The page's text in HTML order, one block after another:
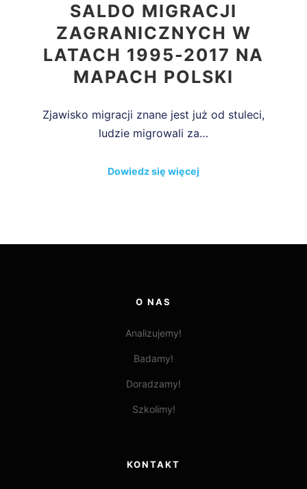
SALDO MIGRACJI
ZAGRANICZNYCH W
LATACH 1995-2017 NA
MAPACH POLSKI
Zjawisko migracji znane jest już od stuleci,
ludzie migrowali za…
Dowiedz się więcej
O NAS
Analizujemy!
Badamy!
Doradzamy!
Szkolimy!
KONTAKT